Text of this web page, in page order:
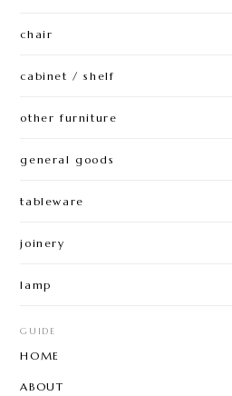
chair
cabinet / shelf
other furniture
general goods
tableware
joinery
lamp
GUIDE
HOME
ABOUT